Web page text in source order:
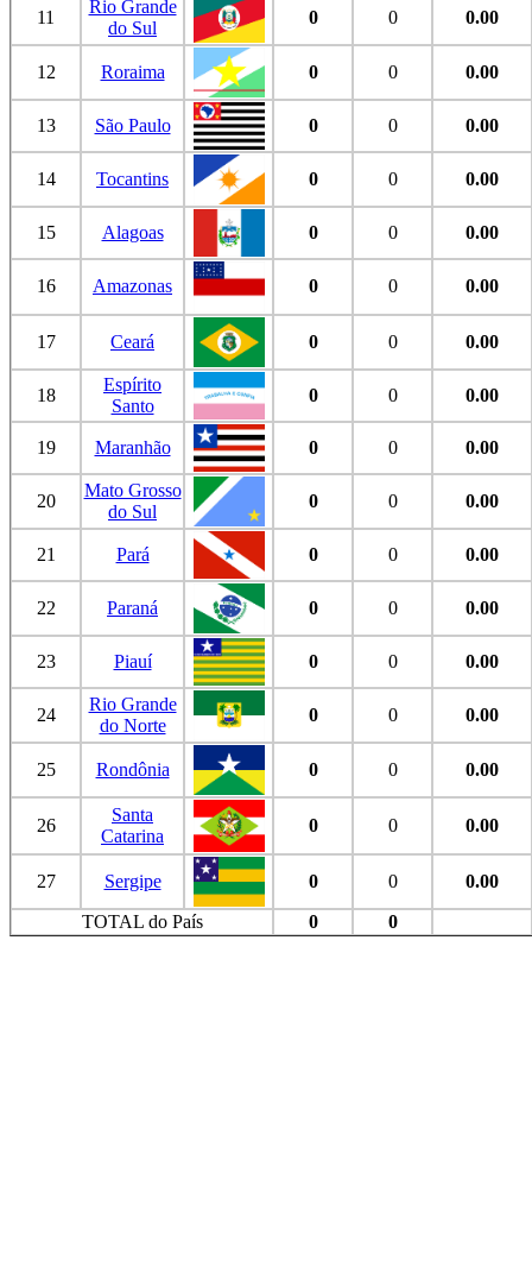
11
Rio Grande
do Sul
0 0 0.00
12 Roraima 0 0 0.00
13 São Paulo 0 0 0.00
14 Tocantins 0 0 0.00
15 Alagoas 0 0 0.00
16 Amazonas 0 0 0.00
17 Ceará 0 0 0.00
18
Espírito
Santo
0 0 0.00
19 Maranhão 0 0 0.00
20
Mato Grosso
do Sul
0 0 0.00
21 Pará 0 0 0.00
22 Paraná 0 0 0.00
23 Piauí 0 0 0.00
24
Rio Grande
do Norte
0 0 0.00
25 Rondônia 0 0 0.00
26
Santa
Catarina
0 0 0.00
27 Sergipe 0 0
0.00
TOTAL do País
0 0